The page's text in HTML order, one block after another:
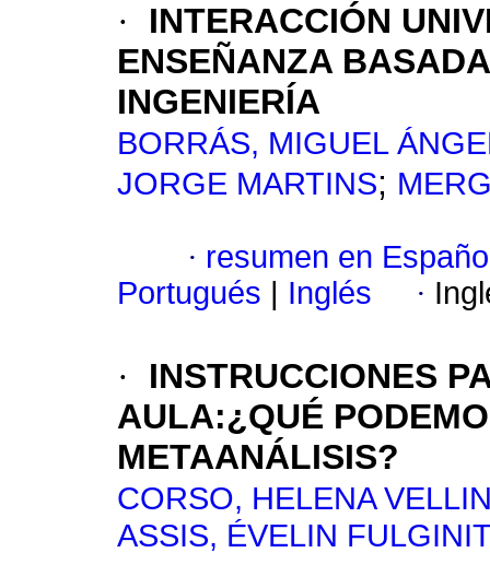
·
INTERACCIÓN
ENSEÑANZA
INGENIERÍA
BORRÁS, MIGUEL
JORGE MARTINS;
· resumen en
Portugués
Inglés ·
·
INSTRUCCIONES
AULA:¿QUÉ
METAANÁLISIS?
CORSO, HELENA
ASSIS, ÉVELIN